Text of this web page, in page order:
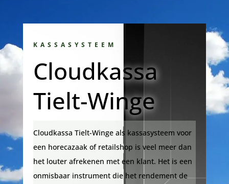
KASSASYSTEEM
Cloudkassa
Tielt-Winge
Cloudkassa Tielt-Winge als kassasysteem voor
een horecazaak of retailshop is veel meer dan
het louter afrekenen met een klant. Het is een
onmisbaar instrument die het rendement de